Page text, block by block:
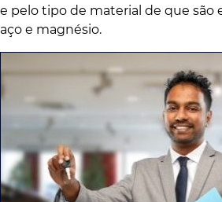
e pelo tipo de material de que são
aço e magnésio.